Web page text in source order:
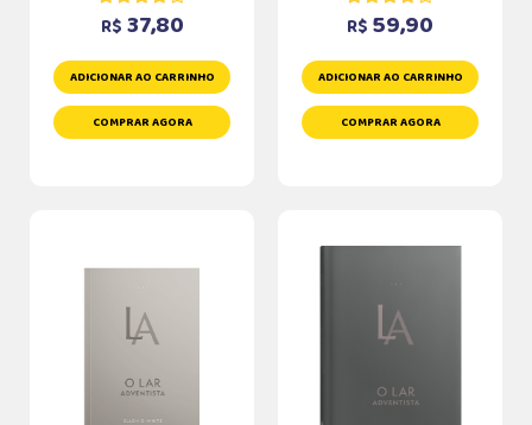
R$ 37,80
ADICIONAR AO CARRINHO
COMPRAR AGORA
R$ 59,90
ADICIONAR AO CARRINHO
COMPRAR AGORA